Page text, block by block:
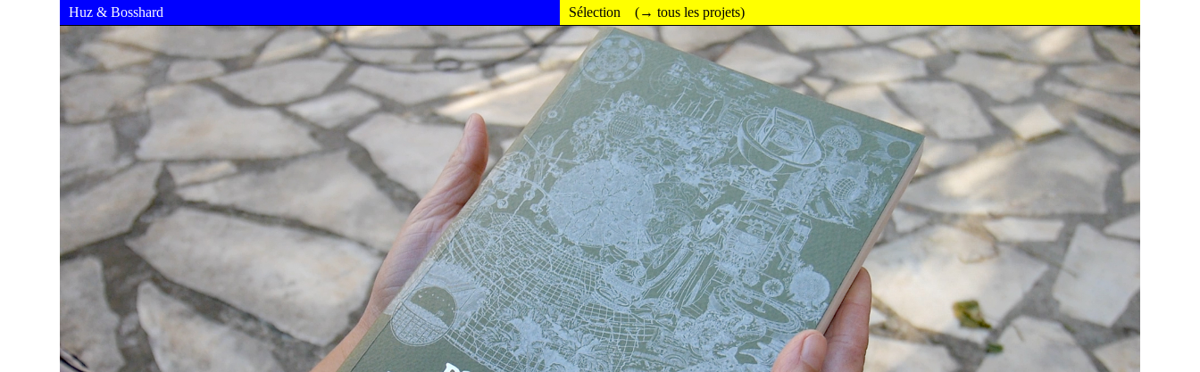
Huz & Bosshard Sélection (→ tous les projets)